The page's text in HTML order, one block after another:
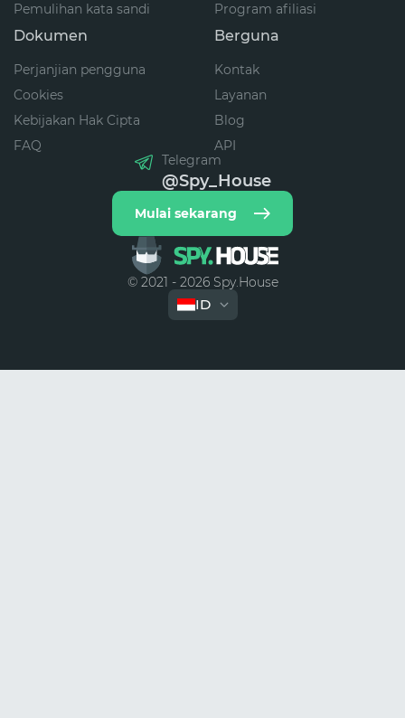
© 2021 - 2026 Spy.House
ID
Pemulihan kata sandi
Program afiliasi
Dokumen
Perjanjian pengguna
Cookies
Kebijakan Hak Cipta
FAQ
Berguna
Kontak
Layanan
Blog
API
Telegram
@Spy_House
Mulai sekarang